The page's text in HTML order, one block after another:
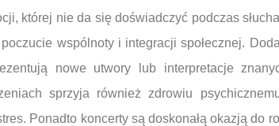
której nie da się doświadczyć podczas
wspólnoty i integracji społecznej.
nowe utwory lub interpretacje
sprzyja również zdrowiu
Ponadto koncerty są doskonałą okazją